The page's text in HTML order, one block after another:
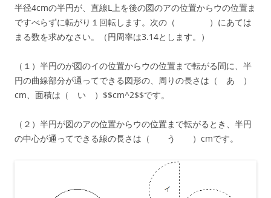
半径4cmの半円が、直線L上を後の図のアの位置からウの位置ま
ですべらずに転がり１回転します。次の（ ）にあては
まる数を求めなさい。（円周率は3.14とします。）
（１）半円のが図のイの位置からウの位置まで転がる間に、半
円の曲線部分が通ってできる図形の、周りの長さは（ あ ）
cm、面積は（ い ）$$cm^2$$です。
（２）半円が図のアの位置からウの位置まで転がるとき、半円
の中心が通ってできる線の長さは（ う ）cmです。